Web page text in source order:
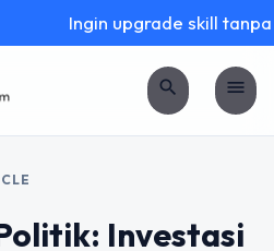
Ingin upgrade skill tanpa
search menu
Investasi